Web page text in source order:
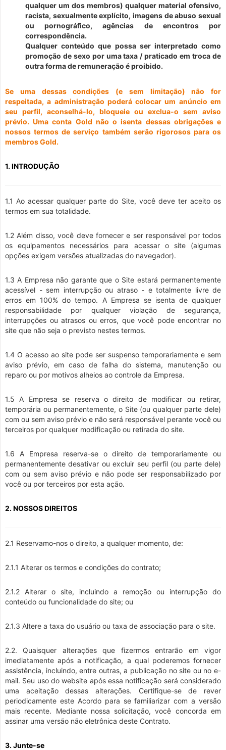
qualquer um dos membros) qualquer material ofensivo,
racista, sexualmente explícito, imagens de abuso sexual
ou pornográfico, agências de encontros por
correspondência.
Qualquer conteúdo que possa ser interpretado como
promoção de sexo por uma taxa / praticado em troca de
outra forma de remuneração é proibido.
Se uma dessas condições (e sem limitação) não for
respeitada, a administração poderá colocar um anúncio em
seu perfil, aconselhá-lo, bloqueie ou exclua-o sem aviso
prévio. Uma conta Gold não o isenta dessas obrigações e
nossos termos de serviço também serão rigorosos para os
membros Gold.
1. INTRODUÇÃO
1.1 Ao acessar qualquer parte do Site, você deve ter aceito os
termos em sua totalidade.
1.2 Além disso, você deve fornecer e ser responsável por todos
os equipamentos necessários para acessar o site (algumas
opções exigem versões atualizadas do navegador).
1.3 A Empresa não garante que o Site estará permanentemente
acessível - sem interrupção ou atraso - e totalmente livre de
erros em 100% do tempo. A Empresa se isenta de qualquer
responsabilidade por qualquer violação de segurança,
interrupções ou atrasos ou erros, que você pode encontrar no
site que não seja o previsto nestes termos.
1.4 O acesso ao site pode ser suspenso temporariamente e sem
aviso prévio, em caso de falha do sistema, manutenção ou
reparo ou por motivos alheios ao controle da Empresa.
1.5 A Empresa se reserva o direito de modificar ou retirar,
temporária ou permanentemente, o Site (ou qualquer parte dele)
com ou sem aviso prévio e não será responsável perante você ou
terceiros por qualquer modificação ou retirada do site.
1.6 A Empresa reserva-se o direito de temporariamente ou
permanentemente desativar ou excluir seu perfil (ou parte dele)
com ou sem aviso prévio e não pode ser responsabilizado por
você ou por terceiros por esta ação.
2. NOSSOS DIREITOS
2.1 Reservamo-nos o direito, a qualquer momento, de:
2.1.1 Alterar os termos e condições do contrato;
2.1.2 Alterar o site, incluindo a remoção ou interrupção do
conteúdo ou funcionalidade do site; ou
2.1.3 Altere a taxa do usuário ou taxa de associação para o site.
2.2. Quaisquer alterações que fizermos entrarão em vigor
imediatamente após a notificação, a qual poderemos fornecer
assistência, incluindo, entre outras, a publicação no site ou no e-
mail. Seu uso do website após essa notificação será considerado
uma aceitação dessas alterações. Certifique-se de rever
periodicamente este Acordo para se familiarizar com a versão
mais recente. Mediante nossa solicitação, você concorda em
assinar uma versão não eletrônica deste Contrato.
3. Junte-se